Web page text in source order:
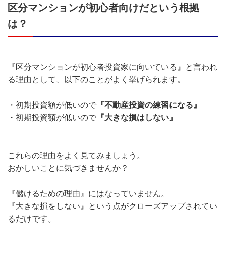
区分マンションが初心者向けだという根拠
は？
『区分マンションが初心者投資家に向いている』と言われ
る理由として、以下のことがよく挙げられます。
・初期投資額が低いので 『不動産投資の練習になる』
・初期投資額が低いので 『大きな損はしない』
これらの理由をよく見てみましょう。
おかしいことに気づきませんか？
『儲けるための理由』にはなっていません。
『大きな損をしない』という点がクローズアップされてい
るだけです。